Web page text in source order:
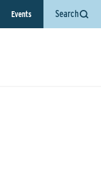
Events Search